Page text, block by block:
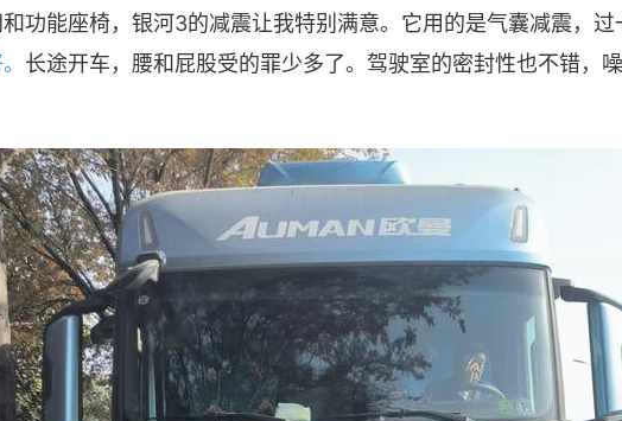
功能座椅，银河3的减震让我特别满意。它用的是气囊减震，
长途开车，腰和屁股受的罪少多了。驾驶室的密封性也不错，